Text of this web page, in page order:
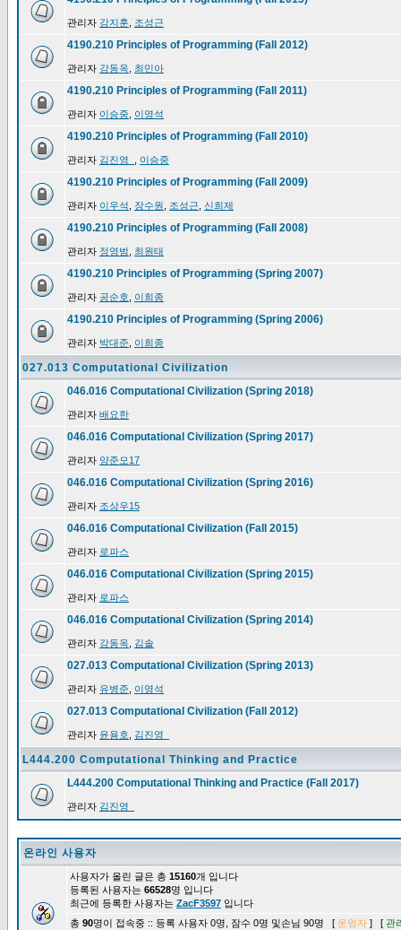
관리자 강지훈 조성근
4190.210 Principles of Programming (Fall 2012)
관리자 강동옥 최민아
4190.210 Principles of Programming (Fall 2011)
관리자 이승중 이영석
4190.210 Principles of Programming (Fall 2010)
관리자 김진영_ 이승중
4190.210 Principles of Programming (Fall 2009)
관리자 이우석 장수원 조성근 신희제
4190.210 Principles of Programming (Fall 2008)
관리자 정영범 최원태
4190.210 Principles of Programming (Spring 2007)
관리자 공순호 이희종
4190.210 Principles of Programming (Spring 2006)
관리자 박대준 이희종
027.013 Computational Civilization
046.016 Computational Civilization (Spring 2018)
관리자 배요한
046.016 Computational Civilization (Spring 2017)
관리자 양준모17
046.016 Computational Civilization (Spring 2016)
관리자 조상우15
046.016 Computational Civilization (Fall 2015)
관리자 로파스
046.016 Computational Civilization (Spring 2015)
관리자 로파스
046.016 Computational Civilization (Spring 2014)
관리자 강동옥 김솔
027.013 Computational Civilization (Spring 2013)
관리자 유병준 이영석
027.013 Computational Civilization (Fall 2012)
관리자 윤용호 김진영_
L444.200 Computational Thinking and Practice
L444.200 Computational Thinking and Practice (Fall 2017)
관리자 김진영_
온라인 사용자
사용자가 올린 글은 총 15160개 입니다
등록된 사용자는 66528명 입니다
최근에 등록한 사용자는 ZacF3597 입니다
총 90명이 접속중 :: 등록 사용자 0명, 잠수 0명 및손님 90명 [ 운영자 ] [ 관